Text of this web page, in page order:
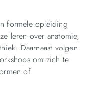
formele opleiding
leren over anatomie,
Daarnaast volgen
om zich te
of